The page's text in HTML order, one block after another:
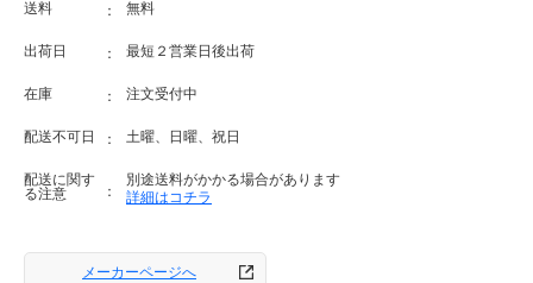
送料 無料
出荷日 最短２営業日後出荷
在庫 注文受付中
配送不可日 土曜、日曜、祝日
配送に関す
る注意
別途送料がかかる場合があります
詳細はコチラ
メーカーページへ